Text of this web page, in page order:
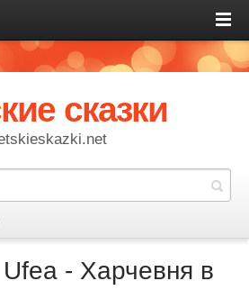
сказки
- Харчевня в